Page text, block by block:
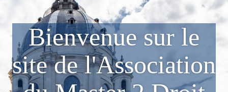
Bienvenue sur le
site de l'Association